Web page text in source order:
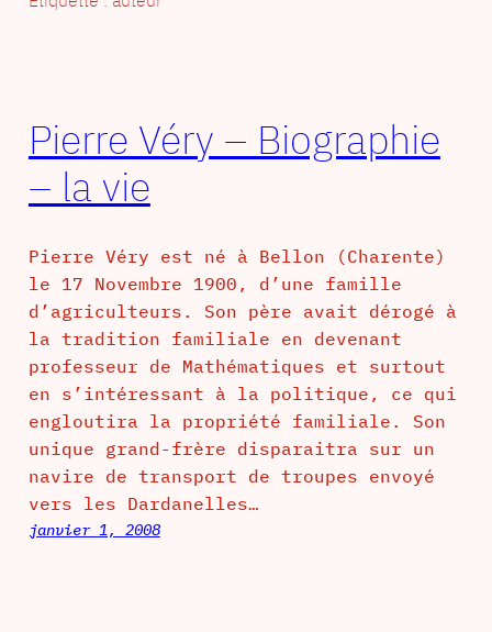
Pierre Véry – Biographie
– la vie
Pierre Véry est né à Bellon (Charente)
le 17 Novembre 1900, d’une famille
d’agriculteurs. Son père avait dérogé à
la tradition familiale en devenant
professeur de Mathématiques et surtout
en s’intéressant à la politique, ce qui
engloutira la propriété familiale. Son
unique grand-frère disparaitra sur un
navire de transport de troupes envoyé
vers les Dardanelles…
janvier 1, 2008